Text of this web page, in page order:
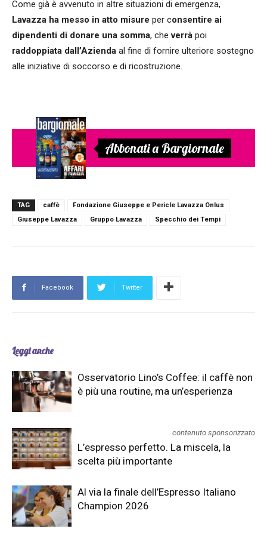
Come già è avvenuto in altre situazioni di emergenza,
Lavazza ha messo in atto misure per consentire ai
dipendenti di donare una somma, cheverrà poi
raddoppiata dall’Azienda al fine di fornire ulteriore sostegno
alle iniziative di soccorso e di ricostruzione.
Abbonati a Bargiornale
TAG caffè
Fondazione Giuseppe e Pericle Lavazza Onlus
Giuseppe Lavazza
Gruppo Lavazza Specchio dei Tempi
Facebook Twitter
Leggi anche
Osservatorio Lino’s Coffee: il caffè non
è più una routine, ma un’esperienza
contenuto sponsorizzato
L’espresso perfetto. La miscela, la
scelta più importante
Al via la finale dell’Espresso Italiano
Champion 2026